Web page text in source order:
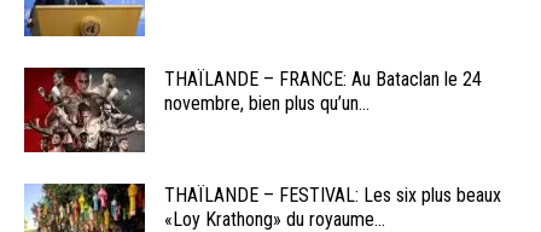
THAÏLANDE – FRANCE: Au Bataclan le 24
novembre, bien plus qu’un...
THAÏLANDE – FESTIVAL: Les six plus beaux
«Loy Krathong» du royaume...